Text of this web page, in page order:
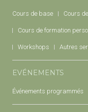
Cours de base Cours
Cours de formation
Workshops Autres
EVÉNEMENTS
Événements programmés